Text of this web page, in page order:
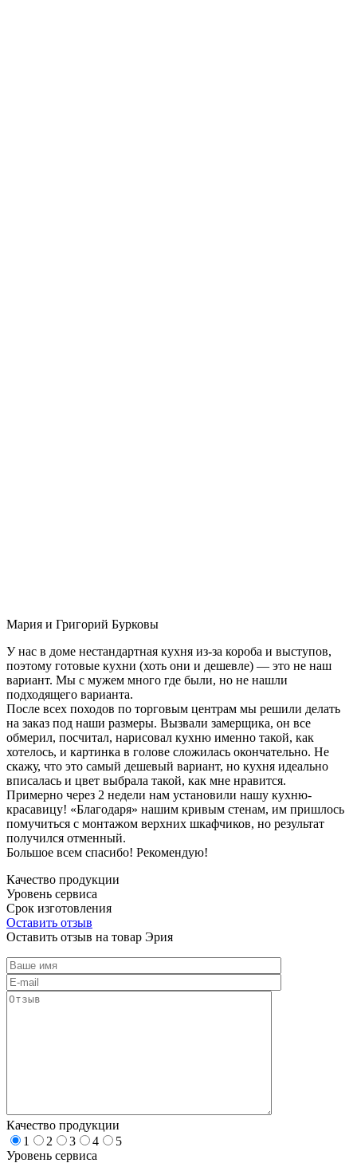
Мария и Григорий Бурковы
У нас в доме нестандартная кухня из-за короба и выступов,
поэтому готовые кухни (хоть они и дешевле) — это не наш
вариант. Мы с мужем много где были, но не нашли
подходящего варианта.
После всех походов по торговым центрам мы решили делать
на заказ под наши размеры. Вызвали замерщика, он все
обмерил, посчитал, нарисовал кухню именно такой, как
хотелось, и картинка в голове сложилась окончательно. Не
скажу, что это самый дешевый вариант, но кухня идеально
вписалась и цвет выбрала такой, как мне нравится.
Примерно через 2 недели нам установили нашу кухню-
красавицу! «Благодаря» нашим кривым стенам, им пришлось
помучиться с монтажом верхних шкафчиков, но результат
получился отменный.
Большое всем спасибо! Рекомендую!
Качество продукции
Уровень сервиса
Срок изготовления
Оставить отзыв
Оставить отзыв на товар Эрия
Качество продукции
1
2 3 4
5
Уровень сервиса